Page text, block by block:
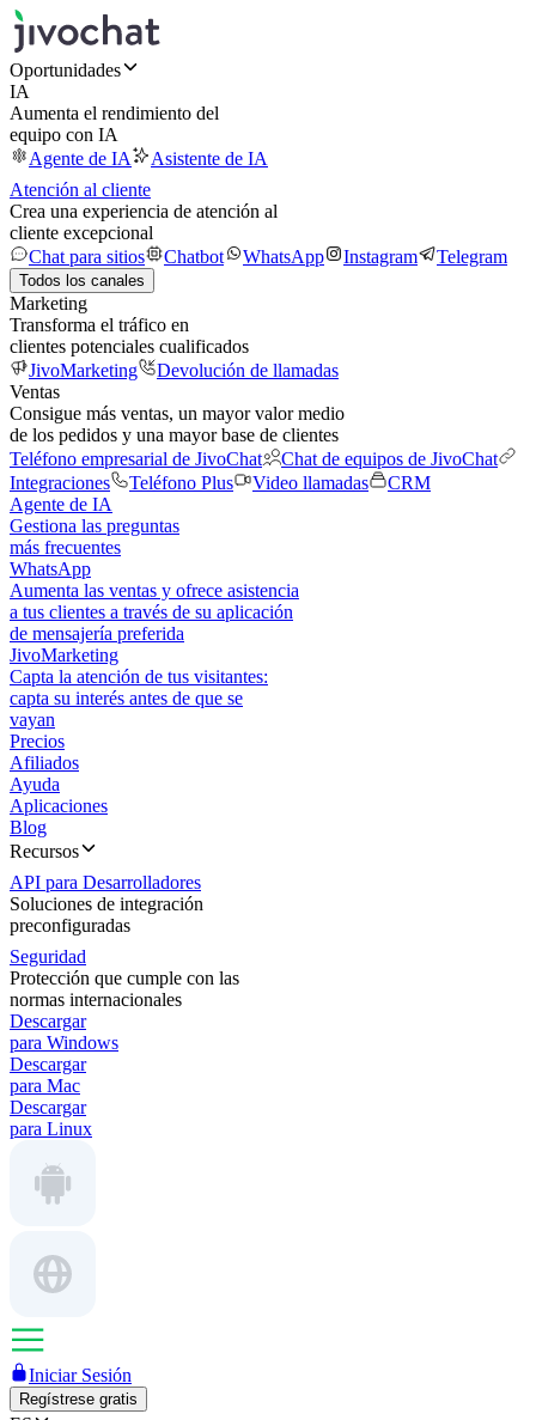
Oportunidades
IA
Aumenta el rendimiento del
equipo con IA
Agente de IA
Asistente de IA
Atención al cliente
Crea una experiencia de atención al
cliente excepcional
Chat para sitios
Chatbot WhatsApp Instagram Telegram
Todos los canales
Marketing
Transforma el tráfico en
clientes potenciales cualificados
JivoMarketing
Devolución de llamadas
Ventas
Consigue más ventas, un mayor valor medio
de los pedidos y una mayor base de clientes
Teléfono empresarial de JivoChat
Chat de equipos de JivoChat
Integraciones
Teléfono Plus Video llamadas
CRM
Agente de IA
Gestiona las preguntas
más frecuentes
WhatsApp
Aumenta las ventas y ofrece asistencia
a tus clientes a través de su aplicación
de mensajería preferida
JivoMarketing
Capta la atención de tus visitantes:
capta su interés antes de que se
vayan
Precios
Afiliados
Ayuda
Aplicaciones
Blog
Recursos
API para Desarrolladores
Soluciones de integración
preconfiguradas
Seguridad
Protección que cumple con las
normas internacionales
Descargar
para Windows
Descargar
para Mac
Descargar
para Linux
Iniciar Sesión
Regístrese gratis